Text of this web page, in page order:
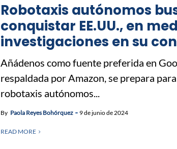
Robotaxis autónomos
conquistar EE.UU., en
investigaciones en su
Añádenos como fuente preferida en
respaldada por Amazon, se prepara
robotaxis autónomos...
By Paola Reyes Bohórquez 9 de junio de 2024
READ MORE